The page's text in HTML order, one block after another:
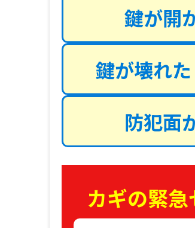
鍵が開
鍵が壊れ
防犯面
カギの緊